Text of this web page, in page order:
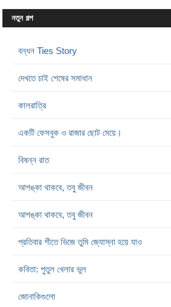
নতুন গল্প
বন্ধন Ties Story
দেখতে চাই শেষের সমাধান
কালরাত্রি
একটি ফেসবুক ও রাজার ছোট মেয়ে।
বিষন্ন রাত
আশঙ্কা থাকবে, তবু জীবন
আশঙ্কা থাকবে, তবু জীবন
প্রতিবার শীতে ভিজে তুমি জ্যোস্না হয়ে যাও
কবিতা: পুতুল খেলার ভুল
জোনাকিগুলো